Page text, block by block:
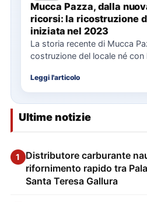
Mucca Pazza, dalla
ricorsi: la ricostruzione
iniziata nel 2023
La storia recente di Mucca
costruzione del locale né con
Leggi l'articolo
Ultime notizie
1
Distributore carburante
rifornimento rapido tra
Santa Teresa Gallura